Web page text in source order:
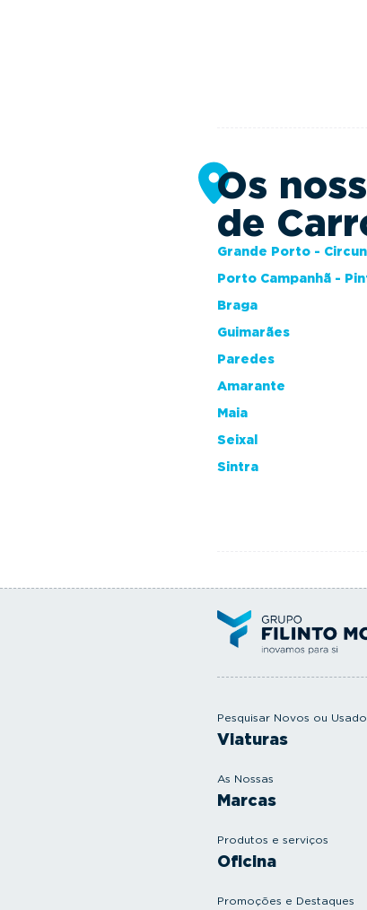
Os
de
Grande Porto -
Porto Campanhã -
Braga
Guimarães
Paredes
Amarante
Maia
Seixal
Sintra
Pesquisar Novos ou
Viaturas
As Nossas
Marcas
Produtos e serviços
Oficina
Promoções e Destaques